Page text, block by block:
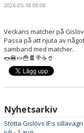
KLUBBSHOP
MENTAL HÄLSA
LÄNKAR
NYHETER
2026-05-18 08:08
Veckans matcher på
Passa på att njuta av
samband med matcher.
🌭🍔🍬🍟🍫🍭☕️🥤
Nyhetsarkiv
Stötta Gislövs IF:s